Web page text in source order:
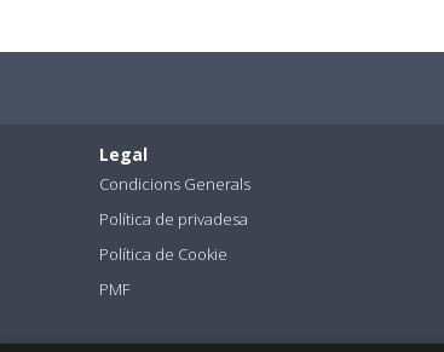
Legal
Condicions Generals
Política de privadesa
Política de Cookie
PMF